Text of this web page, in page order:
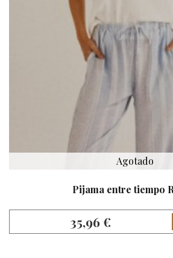
Agotado
Pijama entre tiempo
35,96 €